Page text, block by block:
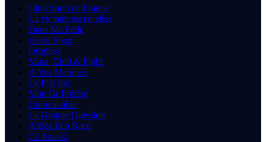
Club Sport en France
La victoire est en elles
Dans Ma Fédé
Esprit Sport
Origines
Mma, Chill & Fight
A Vos Marques
Le P'tit Pac
Mon Gr Préféré
Unbreakable
La Grande Question
Africa Eco Race
Ce Jour-là